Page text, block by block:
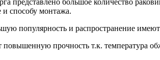
представлено большое количество
способу монтажа.
популярность и распространение
прочность т.к. температура